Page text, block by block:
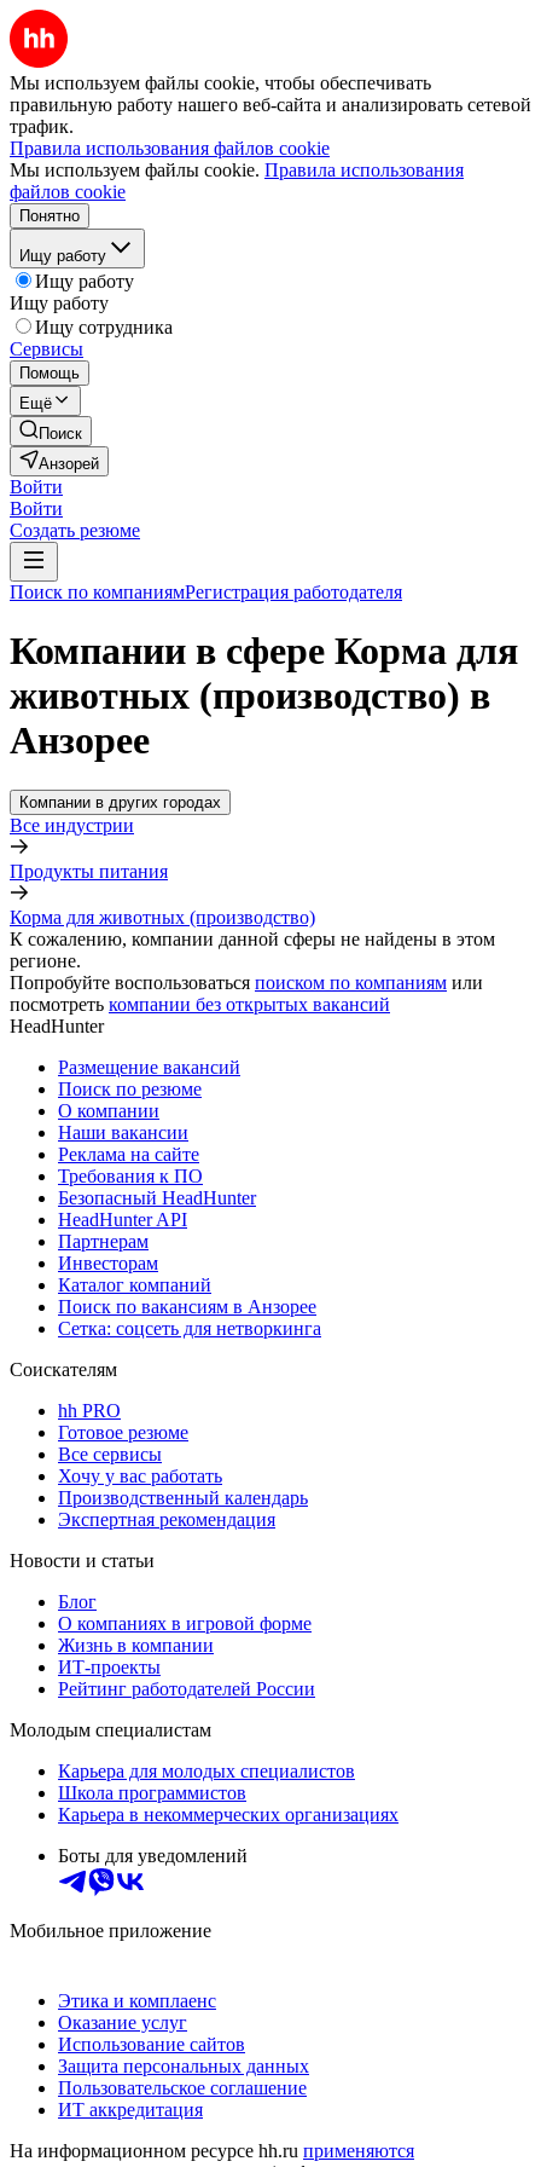
Мы используем файлы cookie, чтобы обеспечивать
правильную работу нашего веб-сайта и анализировать сетевой
трафик.
Правила использования файлов cookie
Мы используем файлы cookie. Правила использования
файлов cookie
Понятно
Ищу работу
Ищу работу
Ищу работу
Ищу сотрудника
Сервисы
Помощь
Ещё
Поиск
Анзорей
Войти
Войти
Создать резюме
Поиск по компаниямРегистрация работодателя
Компании в сфере Корма для
животных (производство) в
Анзорее
Компании в других городах
Все индустрии
Продукты питания
Корма для животных (производство)
К сожалению, компании данной сферы не найдены в этом
регионе.
Попробуйте воспользоваться поиском по компаниям или
посмотреть компании без открытых вакансий
HeadHunter
Размещение вакансий
Поиск по резюме
О компании
Наши вакансии
Реклама на сайте
Требования к ПО
Безопасный HeadHunter
HeadHunter API
Партнерам
Инвесторам
Каталог компаний
Поиск по вакансиям в Анзорее
Сетка: соцсеть для нетворкинга
Соискателям
hh PRO
Готовое резюме
Все сервисы
Хочу у вас работать
Производственный календарь
Экспертная рекомендация
Новости и статьи
Блог
О компаниях в игровой форме
Жизнь в компании
ИТ-проекты
Рейтинг работодателей России
Молодым специалистам
Карьера для молодых специалистов
Школа программистов
Карьера в некоммерческих организациях
Боты для уведомлений
Мобильное приложение
Этика и комплаенс
Оказание услуг
Использование сайтов
Защита персональных данных
Пользовательское соглашение
ИТ аккредитация
На информационном ресурсе hh.ru применяются